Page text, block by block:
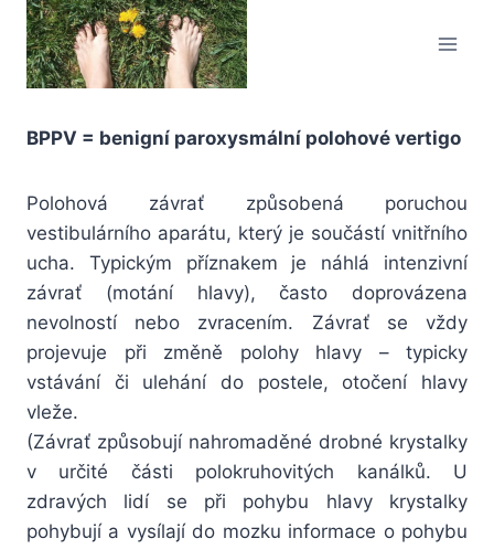
Přeskočit
obsah
BPPV = benigní paroxysmální polohové vertigo
Polohová závrať způsobená poruchou
vestibulárního aparátu, který je součástí vnitřního
ucha. Typickým příznakem je náhlá intenzivní
závrať (motání hlavy), často doprovázena
nevolností nebo zvracením. Závrať se vždy
projevuje při změně polohy hlavy – typicky
vstávání či ulehání do postele, otočení hlavy
vleže.
(Závrať způsobují nahromaděné drobné krystalky
v určité části polokruhovitých kanálků. U
zdravých lidí se při pohybu hlavy krystalky
pohybují a vysílají do mozku informace o pohybu